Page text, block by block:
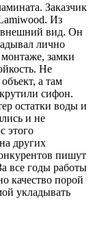
Заказчик
Из
внешний вид. Он
лично
замки
Не
а там
сифон.
остатки воды и
и не
этого
других
пишут
все годы работы
качество порой
укладывать